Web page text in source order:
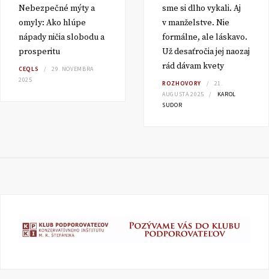
Nebezpečné mýty a
omyly: Ako hlúpe
nápady ničia slobodu a
prosperitu
CEQLS
29. NOVEMBRA
2025
sme si dlho vykali. Aj
v manželstve. Nie
formálne, ale láskavo.
Už desaťročia jej naozaj
rád dávam kvety
ROZHOVORY
21.
AUGUSTA 2025
KAROL
SUDOR